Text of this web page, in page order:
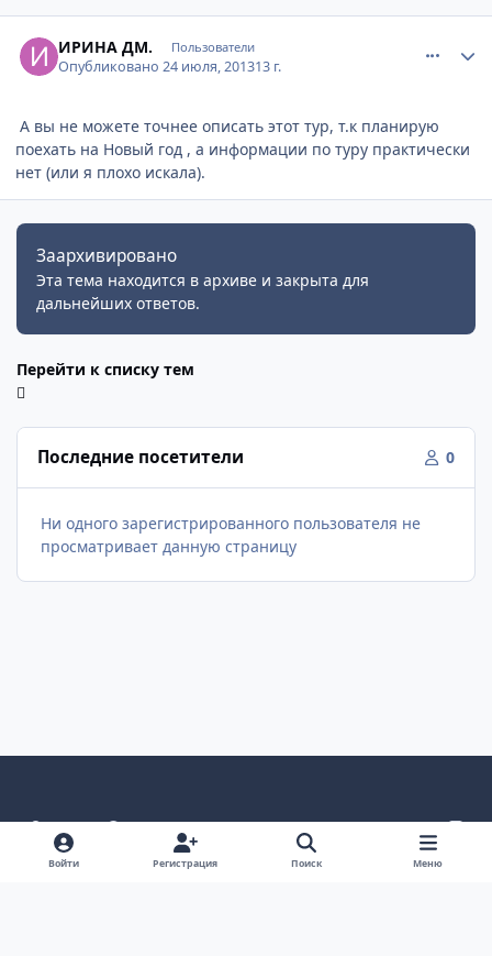
ИРИНА ДМ. Пользователи
Опубликовано24 июля, 201313 г.
А вы не можете точнее описать этот тур, т.к планирую
поехать на Новый год , а информации по туру практически
нет (или я плохо искала).
Заархивировано
Эта тема находится в архиве и закрыта для
дальнейших ответов.
Перейти к списку тем
Последние посетители 0
Ни одного зарегистрированного пользователя не
просматривает данную страницу
Светлый режим
Темный режим
Системные предпочтения
v
k
Язык Политика конфиденциальности
Обратная связь
Войти Регистрация Поиск Меню